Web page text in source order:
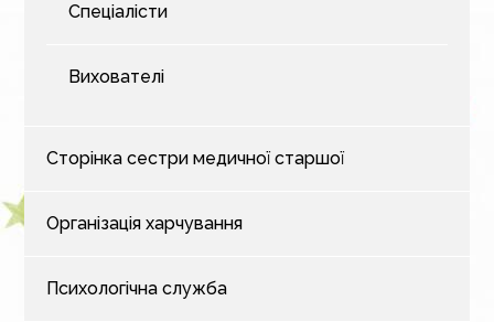
Спеціалісти
Вихователі
Сторінка сестри медичної старшої
Організація харчування
Психологічна служба